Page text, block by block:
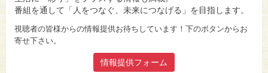
番組を通して「人をつなぐ、未来につなげる」を目指します。
視聴者の皆様からの情報提供お待ちしています！下のボタンからお
寄せ下さい。
情報提供フォーム